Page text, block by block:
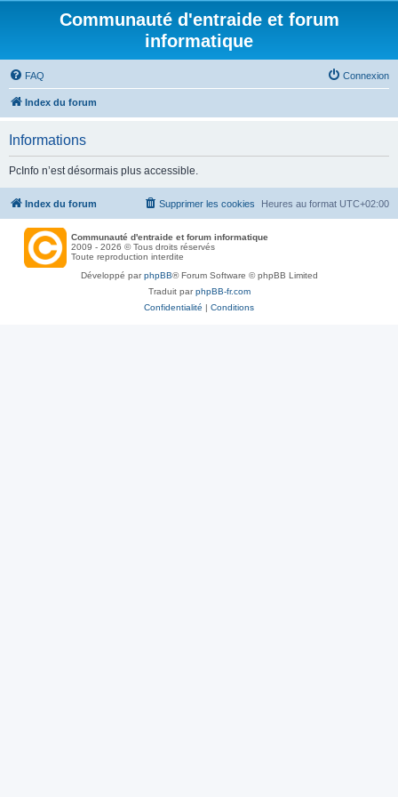
Communauté d'entraide et forum
informatique
FAQ Connexion
Index du forum
Informations
PcInfo n’est désormais plus accessible.
Index du forum Heures au format UTC+02:00
Supprimer les cookies
Communauté d'entraide et forum informatique
2009 - 2026 © Tous droits réservés
Toute reproduction interdite
Développé parphpBB® Forum Software © phpBB Limited
Traduit parphpBB-fr.com
Confidentialité | Conditions